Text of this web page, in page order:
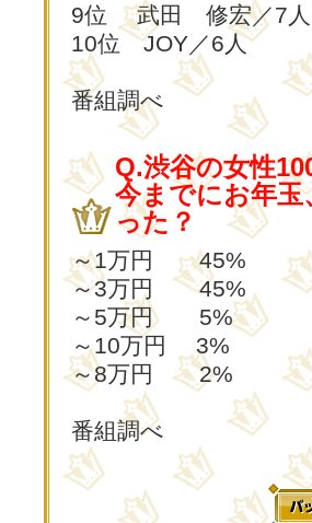
9位 武田 修宏／7人
10位 JOY／6人
番組調べ
Q.渋谷の女性
今までにお年
った？
～1万円 45%
～3万円 45%
～5万円 5%
～10万円 3%
～8万円 2%
番組調べ